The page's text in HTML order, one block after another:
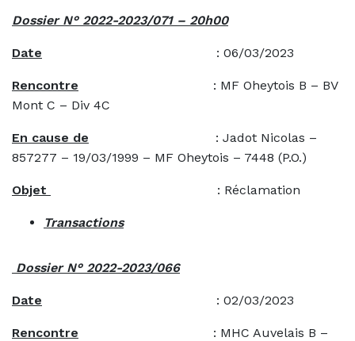
Dossier N° 2022-2023/071 – 20h00
Date : 06/03/2023
Rencontre : MF Oheytois B – BV
Mont C – Div 4C
En cause de : Jadot Nicolas –
857277 – 19/03/1999 – MF Oheytois – 7448 (P.O.)
Objet : Réclamation
Transactions
Dossier N° 2022-2023/066
Date : 02/03/2023
Rencontre : MHC Auvelais B –